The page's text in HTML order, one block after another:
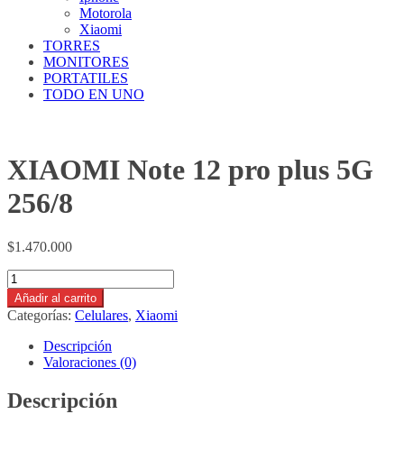
Motorola
Xiaomi
TORRES
MONITORES
PORTATILES
TODO EN UNO
XIAOMI Note 12 pro plus 5G
256/8
$1.470.000
XIAOMI
Note
12
pro
plus
cantidad
Añadir al carrito
Categorías: Celulares, Xiaomi
Descripción
Valoraciones (0)
Descripción